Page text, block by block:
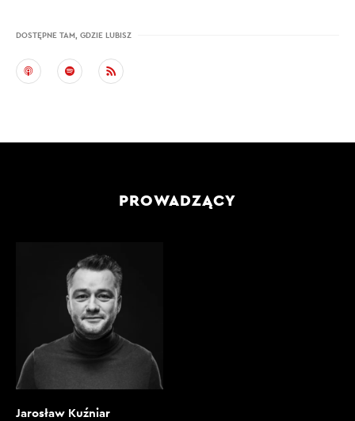
DOSTĘPNE TAM, GDZIE LUBISZ
PROWADZĄCY
Jarosław Kuźniar